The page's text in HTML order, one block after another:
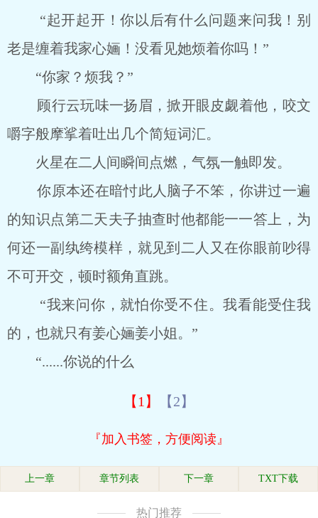
“起开起开！你以后有什么问题来问我！别
老是缠着我家心婳！没看见她烦着你吗！”
“你家？烦我？”
顾行云玩味一扬眉，掀开眼皮觑着他，咬文
嚼字般摩挲着吐出几个简短词汇。
火星在二人间瞬间点燃，气氛一触即发。
你原本还在暗忖此人脑子不笨，你讲过一遍
的知识点第二天夫子抽查时他都能一一答上，为
何还一副纨绔模样，就见到二人又在你眼前吵得
不可开交，顿时额角直跳。
“我来问你，就怕你受不住。我看能受住我
的，也就只有姜心婳姜小姐。”
“......你说的什么
【1】 【2】
『加入书签，方便阅读』
上一章 章节列表 下一章 TXT下载
热门推荐